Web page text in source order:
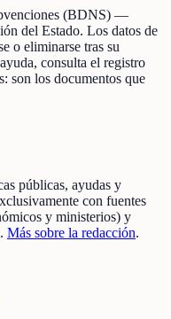
(BDNS) —
del Estado. Los datos de
o eliminarse tras su
consulta el registro
son los documentos que
públicas, ayudas y
con fuentes
y ministerios) y
Más sobre la redacción.